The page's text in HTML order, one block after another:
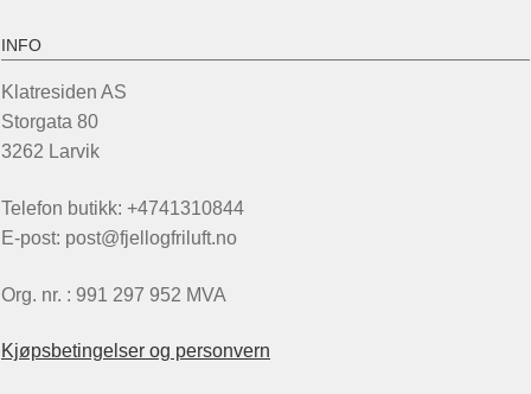
INFO
Klatresiden AS
Storgata 80
3262 Larvik
Telefon butikk: +4741310844
E-post: post@fjellogfriluft.no
Org. nr. : 991 297 952 MVA
Kjøpsbetingelser og personvern